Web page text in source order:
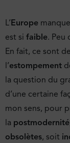
L’Europe
est si faible. Peu
En fait, ce sont
l’estompement
la question du
d’une certaine
mon sens, pour
la postmodernité
obsolètes, soit